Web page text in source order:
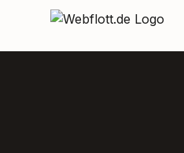
Zum Inhalt springen